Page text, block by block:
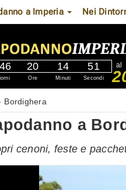
a Imperia Nei
20
Ore
14
Minuti
51
Secondi
al
Bordighera
a
cenoni, feste e